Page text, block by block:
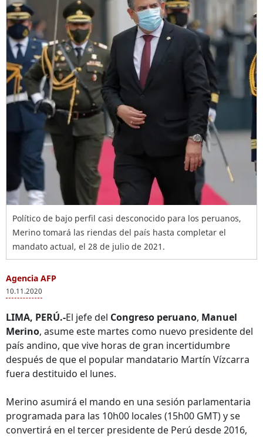
Político de bajo perfil casi desconocido para los peruanos,
Merino tomará las riendas del país hasta completar el
mandato actual, el 28 de julio de 2021.
Agencia AFP
10.11.2020
LIMA, PERÚ.-El jefe del Congreso peruano, Manuel
Merino, asume este martes como nuevo presidente del
país andino, que vive horas de gran incertidumbre
después de que el popular mandatario Martín Vízcarra
fuera destituido el lunes.
Merino asumirá el mando en una sesión parlamentaria
programada para las 10h00 locales (15h00 GMT) y se
convertirá en el tercer presidente de Perú desde 2016,